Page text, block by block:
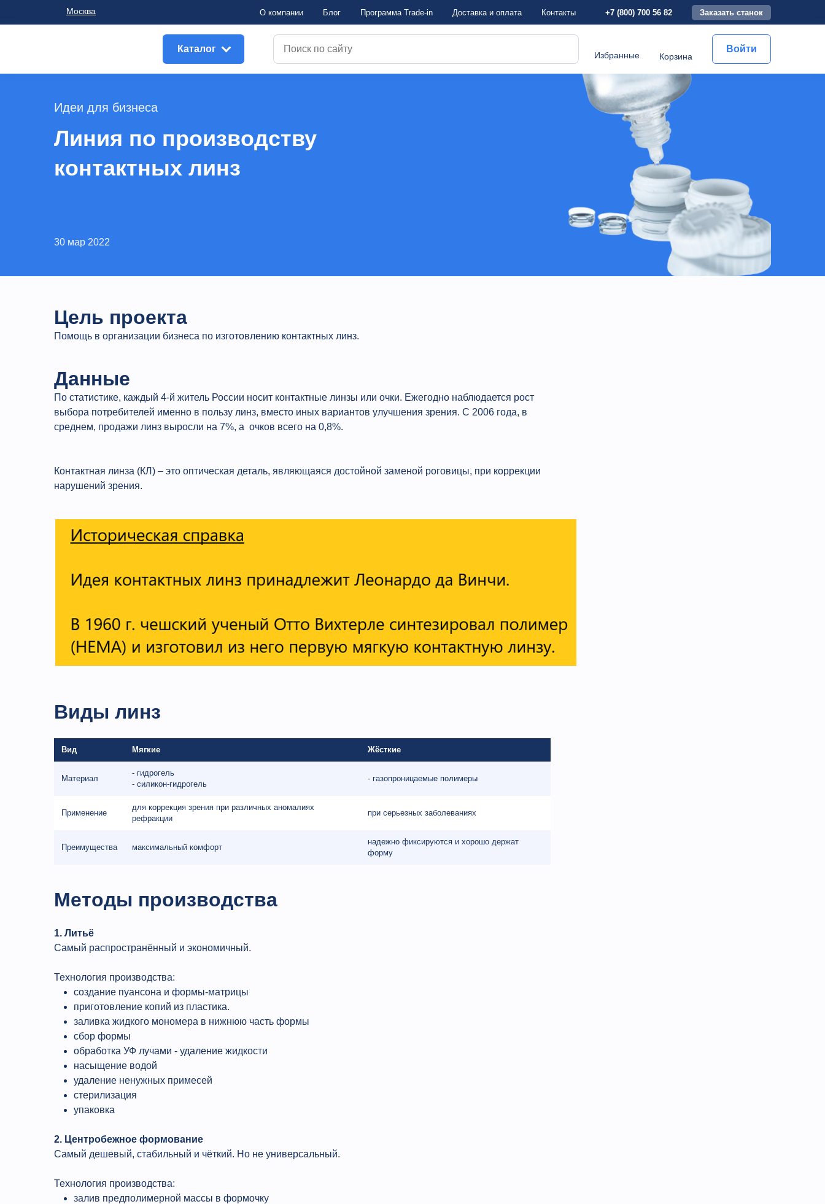
Москва О компании Блог Программа Trade-in Достaвка и оплата Контакты +7 (800) 700 56 82 Заказать станок
Каталог
Избранные Корзина
Войти
Идеи для бизнеса
Линия по производству
контактных линз
30 мар 2022
Цель проекта
Помощь в организации бизнеса по изготовлению контактных линз.
Данные
По статистике, каждый 4‑й житель России носит контактные линзы или очки. Ежегодно наблюдается рост
выбора потребителей именно в пользу линз, вместо иных вариантов улучшения зрения. С 2006 года, в
среднем, продажи линз выросли на 7%, а очков всего на 0,8%.
Контактная линза (КЛ) – это оптическая деталь, являющаяся достойной заменой роговицы, при коррекции
нарушений зрения.
Виды линз
Вид Мягкие Жёсткие
Материал
- гидрогель
- силикон-гидрогель
- газопроницаемые полимеры
Применение
для коррекция зрения при различных аномалиях
рефракции
при серьезных заболеваниях
Преимущества максимальный комфорт
надежно фиксируются и хорошо держат
форму
Методы производства
1. Литьё
Самый распространённый и экономичный.
Технология производства:
создание пуансона и формы-матрицы
приготовление копий из пластика.
заливка жидкого мономера в нижнюю часть формы
сбор формы
обработка УФ лучами - удаление жидкости
насыщение водой
удаление ненужных примесей
стерилизация
упаковка
2. Центробежное формование
Самый дешевый, стабильный и чёткий. Но не универсальный.
Технология производства:
залив предполимерной массы в формочку